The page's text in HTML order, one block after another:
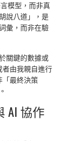
模型，而非真
說八道」，是
彙，而非在驗
關鍵的數據或
者由我親自進行
「最終決策
AI 協作